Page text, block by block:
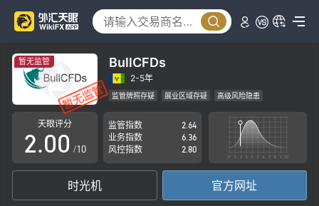
暂无监管 BullCFDs
2-5年
监管牌照存疑 展业区域存疑 高级风险隐患
天眼评分
0
1
2
3
.0
1
0
1
/10
监管指数
2.64
业务指数
6.36
风控指数
2.80
时光机 官方网址